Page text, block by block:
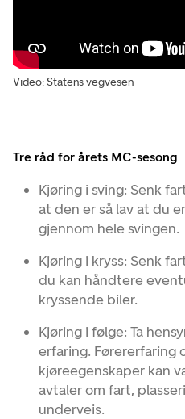
Video:Statens vegvesen
Tre råd for årets MC-sesong
Kjøring i sving: Senk
at den er så lav at du
gjennom hele svingen.
Kjøring i kryss: Senk
du kan håndtere
kryssende biler.
Kjøring i følge: Ta
erfaring. Førererfaring
kjøreegenskaper kan
avtaler om fart,
underveis.